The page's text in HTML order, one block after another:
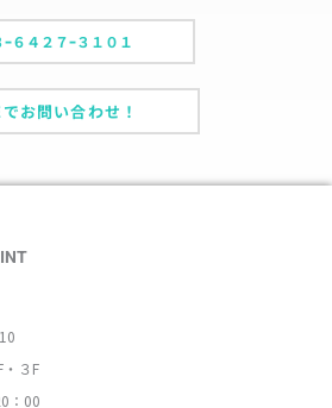
ｰ６４２７ｰ３１０１
お問い合わせ！
３F
：00